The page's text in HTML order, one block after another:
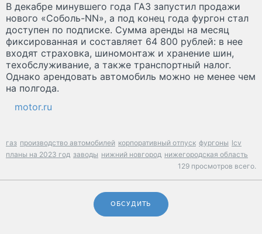
В декабре минувшего года ГАЗ запустил продажи
нового «Соболь-NN», а под конец года фургон стал
доступен по подписке. Сумма аренды на месяц
фиксированная и составляет 64 800 рублей: в нее
входят страховка, шиномонтаж и хранение шин,
техобслуживание, а также транспортный налог.
Однако арендовать автомобиль можно не менее чем
на полгода.
motor.ru
газ производство автомобилей корпоративный отпуск фургоны lcv
планы на 2023 год заводы нижний новгород нижегородская область
129 просмотров всего.
ОБСУДИТЬ